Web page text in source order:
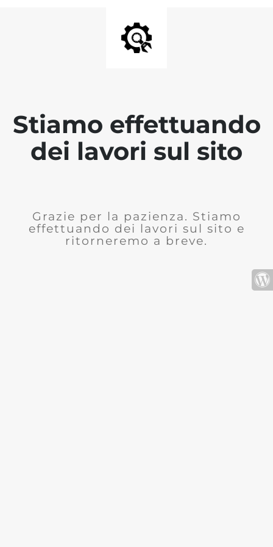
Stiamo effettuando
dei lavori sul sito
Grazie per la pazienza. Stiamo
effettuando dei lavori sul sito e
ritorneremo a breve.